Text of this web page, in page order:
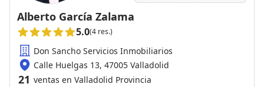
Alberto García Zalama
5.0(4 res.)
Don Sancho Servicios Inmobiliarios
Calle Huelgas 13, 47005 Valladolid
21 ventas en Valladolid Provincia